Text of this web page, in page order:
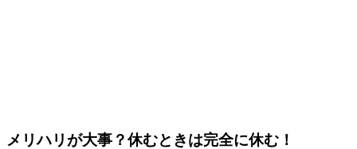
メリハリが大事？休むときは完全に休む！